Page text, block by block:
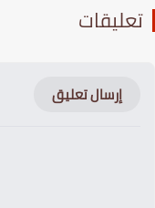
إرسال تعليق